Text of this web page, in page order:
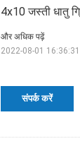
4x10 जस्ती धातु
संपर्क करें
और अधिक पढ़ें
2022-08-01 16:36:31